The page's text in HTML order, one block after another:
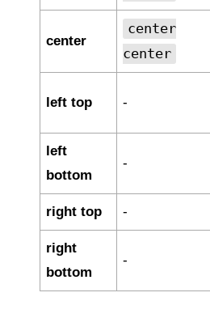
center
center
center
left top -
left
bottom
-
right top -
right
bottom
-